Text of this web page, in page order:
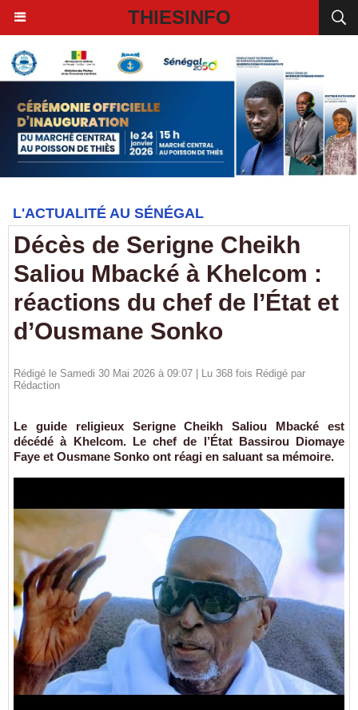
THIESINFO
L'ACTUALITÉ AU SÉNÉGAL
Décès de Serigne Cheikh
Saliou Mbacké à Khelcom :
réactions du chef de l’État et
d’Ousmane Sonko
Rédigé le Samedi 30 Mai 2026 à 09:07 | Lu 368 fois Rédigé par
Rédaction
Le guide religieux Serigne Cheikh Saliou Mbacké est
décédé à Khelcom. Le chef de l’État Bassirou Diomaye
Faye et Ousmane Sonko ont réagi en saluant sa mémoire.